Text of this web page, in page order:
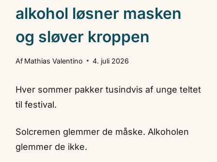
alkohol løsner masken
og sløver kroppen
Af Mathias Valentino 4. juli 2026
Hver sommer pakker tusindvis af unge teltet
til festival.
Solcremen glemmer de måske. Alkoholen
glemmer de ikke.